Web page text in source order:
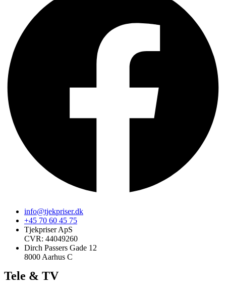
info@tjekpriser.dk
+45 70 60 45 75
Tjekpriser ApS
CVR: 44049260
Dirch Passers Gade 12
8000 Aarhus C
Tele & TV